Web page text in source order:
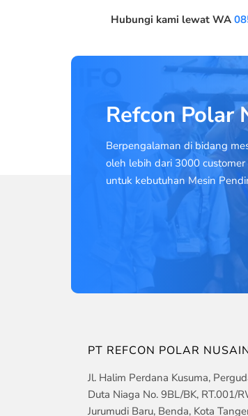
Hubungi kami lewat WA
Refcon Polar
Berpengalaman di bidang
oleh lebih dari 3000 customer
untuk kebutuhan Mesin
PT REFCON POLAR
Jl. Halim Perdana Kusuma,
Duta Niaga No. 9BL/BK, RT.001/
Jurumudi Baru, Benda, Kota